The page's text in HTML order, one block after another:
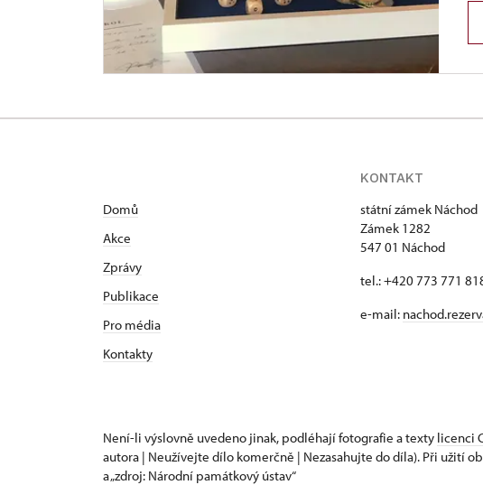
Domů
Akce
Zprávy
Publikace
Pro média
Kontakty
KONTAKT
státní zámek Náchod
Zámek 1282
547 01 Náchod
tel.: +420 773 771
e-mail:
Není-li výslovně uvedeno jinak, podléhají fotografie a texty licenci
autora | Neužívejte dílo komerčně | Nezasahujte do díla). Při užití
a „zdroj: Národní památkový ústav“